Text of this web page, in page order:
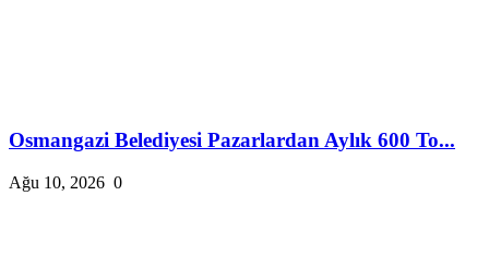
Osmangazi Belediyesi Pazarlardan Aylık 600 To...
Ağu 10, 2026 0